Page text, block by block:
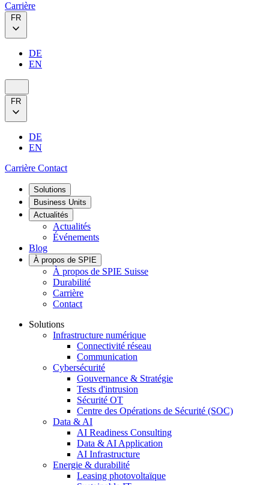
Carrière
FR
DE
EN
FR
DE
EN
Carrière Contact
Solutions
Business Units
Actualités
Actualités
Événements
Blog
À propos de SPIE
À propos de SPIE Suisse
Durabilité
Carrière
Contact
Solutions
Infrastructure numérique
Connectivité réseau
Communication
Cybersécurité
Gouvernance & Stratégie
Tests d'intrusion
Sécurité OT
Centre des Opérations de Sécurité (SOC)
Data & AI
AI Readiness Consulting
Data & AI Application
AI Infrastructure
Energie & durabilité
Leasing photovoltaïque